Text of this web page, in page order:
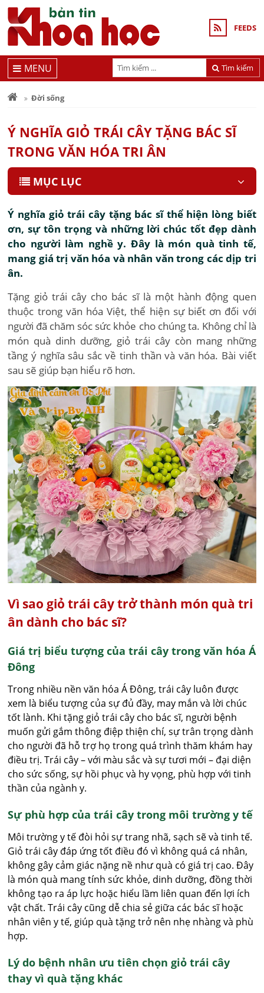
FEEDS
Tìm kiếm
MENU
Đời sống
Ý NGHĨA GIỎ TRÁI CÂY TẶNG BÁC SĨ
TRONG VĂN HÓA TRI ÂN
MỤC LỤC
Ý nghĩa giỏ trái cây tặng bác sĩ thể hiện lòng biết
ơn, sự tôn trọng và những lời chúc tốt đẹp dành
cho người làm nghề y. Đây là món quà tinh tế,
mang giá trị văn hóa và nhân văn trong các dịp tri
ân.
Tặng giỏ trái cây cho bác sĩ là một hành động quen
thuộc trong văn hóa Việt, thể hiện sự biết ơn đối với
người đã chăm sóc sức khỏe cho chúng ta. Không chỉ là
món quà dinh dưỡng, giỏ trái cây còn mang những
tầng ý nghĩa sâu sắc về tinh thần và văn hóa. Bài viết
sau sẽ giúp bạn hiểu rõ hơn.
Vì sao giỏ trái cây trở thành món quà tri
ân dành cho bác sĩ?
Giá trị biểu tượng của trái cây trong văn hóa Á
Đông
Trong nhiều nền văn hóa Á Đông, trái cây luôn được
xem là biểu tượng của sự đủ đầy, may mắn và lời chúc
tốt lành. Khi tặng giỏ trái cây cho bác sĩ, người bệnh
muốn gửi gắm thông điệp thiện chí, sự trân trọng dành
cho người đã hỗ trợ họ trong quá trình thăm khám hay
điều trị. Trái cây – với màu sắc và sự tươi mới – đại diện
cho sức sống, sự hồi phục và hy vọng, phù hợp với tinh
thần của ngành y.
Sự phù hợp của trái cây trong môi trường y tế
Môi trường y tế đòi hỏi sự trang nhã, sạch sẽ và tinh tế.
Giỏ trái cây đáp ứng tốt điều đó vì không quá cá nhân,
không gây cảm giác nặng nề như quà có giá trị cao. Đây
là món quà mang tính sức khỏe, dinh dưỡng, đồng thời
không tạo ra áp lực hoặc hiểu lầm liên quan đến lợi ích
vật chất. Trái cây cũng dễ chia sẻ giữa các bác sĩ hoặc
nhân viên y tế, giúp quà tặng trở nên nhẹ nhàng và phù
hợp.
Lý do bệnh nhân ưu tiên chọn giỏ trái cây
thay vì quà tặng khác